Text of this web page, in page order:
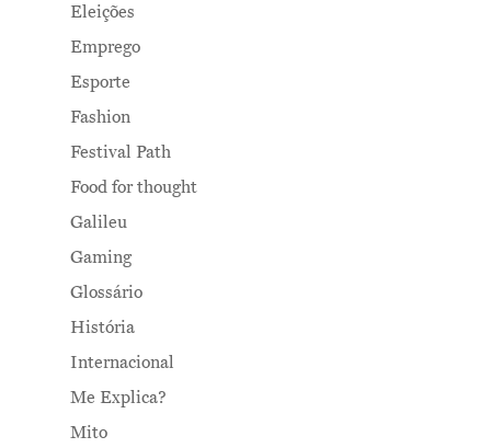
Eleições
Emprego
Esporte
Fashion
Festival Path
Food for thought
Galileu
Gaming
Glossário
História
Internacional
Me Explica?
Mito